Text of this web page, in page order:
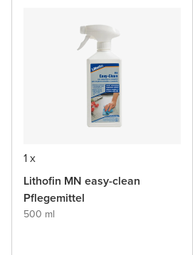
1 x
Lithofin MN easy-clean
Pflegemittel
500 ml